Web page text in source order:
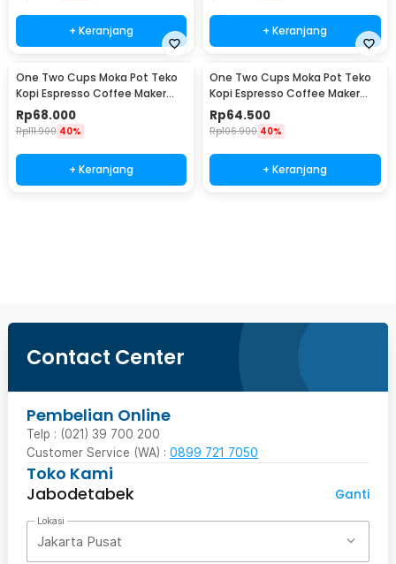
+ Keranjang + Keranjang
One Two Cups Moka Pot Teko
Kopi Espresso Coffee Maker
Stovetop 4 Cup 200ml - Z21
Rp68.000
Rp111.900 40%
+ Keranjang
One Two Cups Moka Pot Teko
Kopi Espresso Coffee Maker
Stovetop 2 Cup 100ml - Z21
Rp64.500
Rp106.900 40%
+ Keranjang
Contact Center
Pembelian Online
Telp : (021) 39 700 200
Customer Service (WA) : 0899 721 7050
Toko Kami
Jabodetabek
Ganti
Lokasi
Jakarta Pusat